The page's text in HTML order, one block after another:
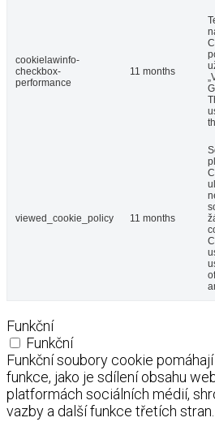
cookielawinfo-
checkbox-
performance
11 months
viewed_cookie_policy 11 months
Funkční
Funkční
Funkční soubory cookie
funkce, jako je sdílení obsahu
platformách sociálních médií,
vazby a další funkce třetích stran.